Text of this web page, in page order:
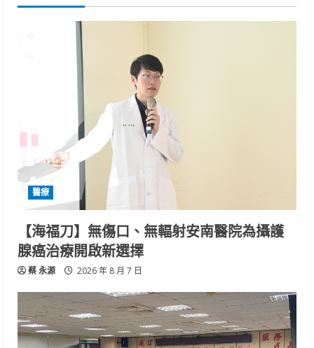
醫療
【海福刀】無傷口、無輻射安南醫院為攝護
腺癌治療開啟新選擇
蔡 永源 2026 年 8 月 7 日